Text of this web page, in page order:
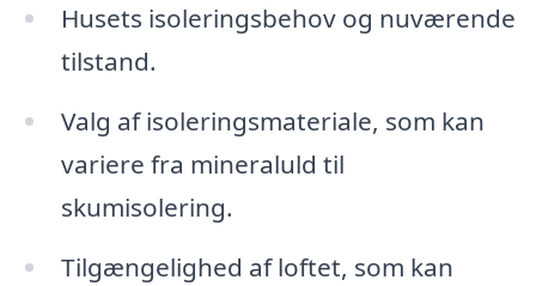
Husets isoleringsbehov og nuværende
tilstand.
Valg af isoleringsmateriale, som kan
variere fra mineraluld til
skumisolering.
Tilgængelighed af loftet, som kan